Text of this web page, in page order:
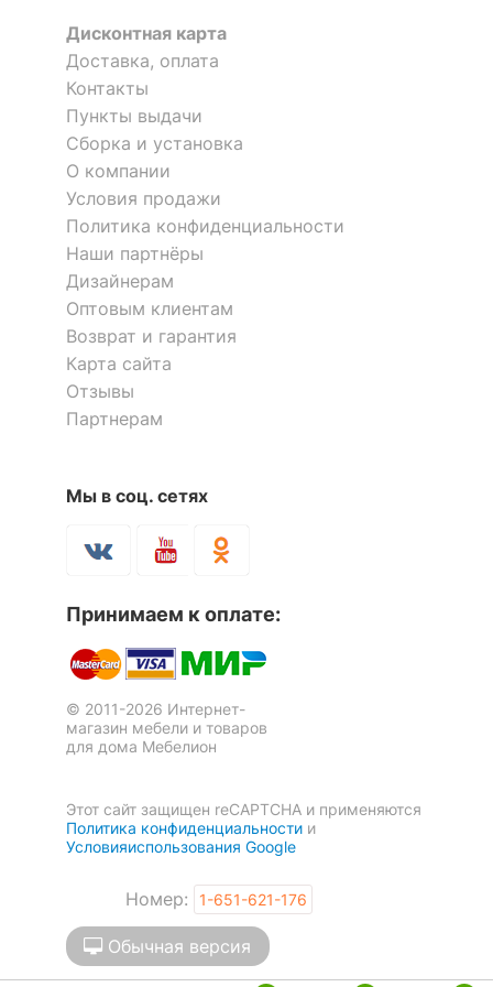
Дисконтная карта
Доставка, оплата
Контакты
Пункты выдачи
Сборка и установка
О компании
Условия продажи
Политика конфиденциальности
Наши партнёры
Дизайнерам
Оптовым клиентам
Возврат и гарантия
Карта сайта
Отзывы
Партнерам
Мы в соц. сетях
Принимаем к оплате:
© 2011-2026 Интернет-
магазин мебели и товаров
для дома Мебелион
Этот сайт защищен reCAPTCHA и применяются
Политика конфиденциальности и
Условияиспользования Google
Номер: 1-651-621-176
Обычная версия